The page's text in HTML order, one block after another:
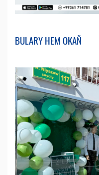
BULARY HEM OKAŇ